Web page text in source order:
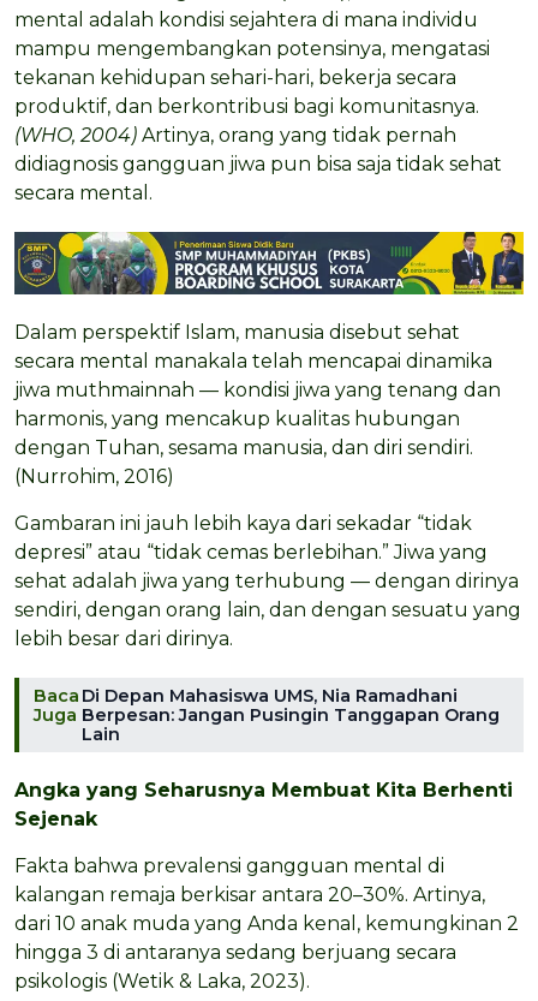
mental adalah kondisi sejahtera di mana individu
mampu mengembangkan potensinya, mengatasi
tekanan kehidupan sehari-hari, bekerja secara
produktif, dan berkontribusi bagi komunitasnya.
(WHO, 2004) Artinya, orang yang tidak pernah
didiagnosis gangguan jiwa pun bisa saja tidak sehat
secara mental.
Dalam perspektif Islam, manusia disebut sehat
secara mental manakala telah mencapai dinamika
jiwa muthmainnah — kondisi jiwa yang tenang dan
harmonis, yang mencakup kualitas hubungan
dengan Tuhan, sesama manusia, dan diri sendiri.
(Nurrohim, 2016)
Gambaran ini jauh lebih kaya dari sekadar “tidak
depresi” atau “tidak cemas berlebihan.” Jiwa yang
sehat adalah jiwa yang terhubung — dengan dirinya
sendiri, dengan orang lain, dan dengan sesuatu yang
lebih besar dari dirinya.
Baca
Juga
Di Depan Mahasiswa UMS, Nia Ramadhani
Berpesan: Jangan Pusingin Tanggapan Orang
Lain
Angka yang Seharusnya Membuat Kita Berhenti
Sejenak
Fakta bahwa prevalensi gangguan mental di
kalangan remaja berkisar antara 20–30%. Artinya,
dari 10 anak muda yang Anda kenal, kemungkinan 2
hingga 3 di antaranya sedang berjuang secara
psikologis (Wetik & Laka, 2023).